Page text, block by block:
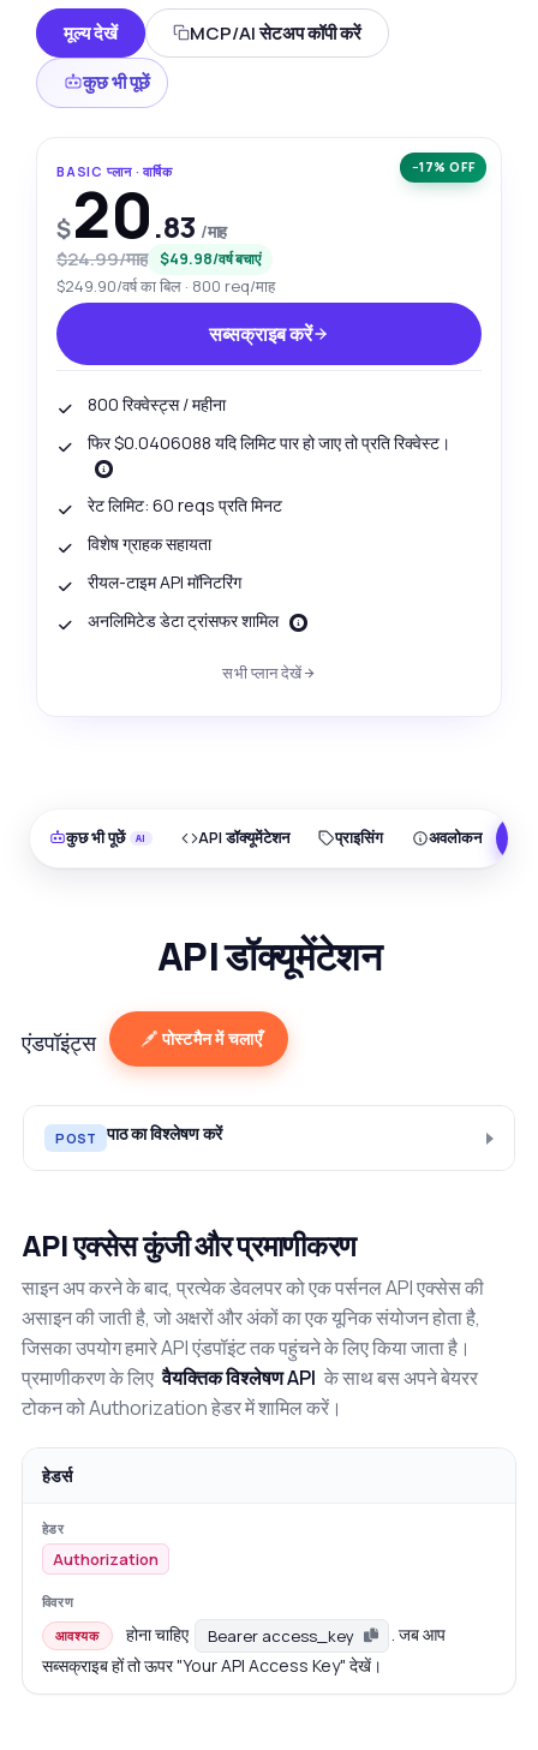
मूल्य देखें
MCP/AI सेटअप कॉपी करें
कुछ भी पूछें
−17% OFF
BASIC प्लान · वार्षिक
$20.83 /माह
$24.99/माह $49.98/वर्ष बचाएं
$249.90/वर्ष का बिल · 800 req/माह
सब्सक्राइब करें
800 रिक्वेस्ट्स / महीना
फिर $0.0406088 यदि लिमिट पार हो जाए तो प्रति रिक्वेस्ट।
रेट लिमिट: 60 reqs प्रति मिनट
विशेष ग्राहक सहायता
रीयल-टाइम API मॉनिटरिंग
अनलिमिटेड डेटा ट्रांसफर शामिल
सभी प्लान देखें
कुछ भी पूछें API डॉक्यूमेंटेशन प्राइसिंग अवलोकन
API डॉक्यूमेंटेशन
एंडपॉइंट्स पोस्टमैन में चलाएँ
POST पाठ का विश्लेषण करें
API एक्सेस कुंजी और प्रमाणीकरण
साइन अप करने के बाद, प्रत्येक डेवलपर को एक पर्सनल API एक्सेस की
असाइन की जाती है, जो अक्षरों और अंकों का एक यूनिक संयोजन होता है,
जिसका उपयोग हमारे API एंडपॉइंट तक पहुंचने के लिए किया जाता है।
प्रमाणीकरण के लिए वैयक्तिक विश्लेषण API के साथ बस अपने बेयरर
टोकन को Authorization हेडर में शामिल करें।
हेडर्स
Authorization
आवश्यक होना चाहिए Bearer access_key
. जब आप
सब्सक्राइब हों तो ऊपर "Your API Access Key" देखें।